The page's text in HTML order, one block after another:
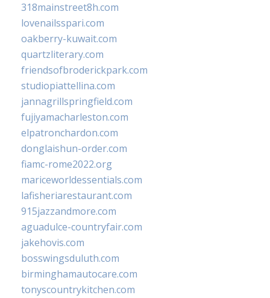
318mainstreet8h.com
lovenailsspari.com
oakberry-kuwait.com
quartzliterary.com
friendsofbroderickpark.com
studiopiattellina.com
jannagrillspringfield.com
fujiyamacharleston.com
elpatronchardon.com
donglaishun-order.com
fiamc-rome2022.org
mariceworldessentials.com
lafisheriarestaurant.com
915jazzandmore.com
aguadulce-countryfair.com
jakehovis.com
bosswingsduluth.com
birminghamautocare.com
tonyscountrykitchen.com